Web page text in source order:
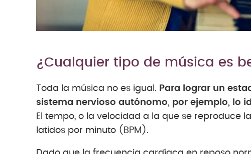
¿Cualquier tipo de música es
Toda la música no es igual. Para lograr un
sistema nervioso autónomo, por ejemplo, lo
El tempo, o la velocidad a la que se reproduce
latidos por minuto (BPM).